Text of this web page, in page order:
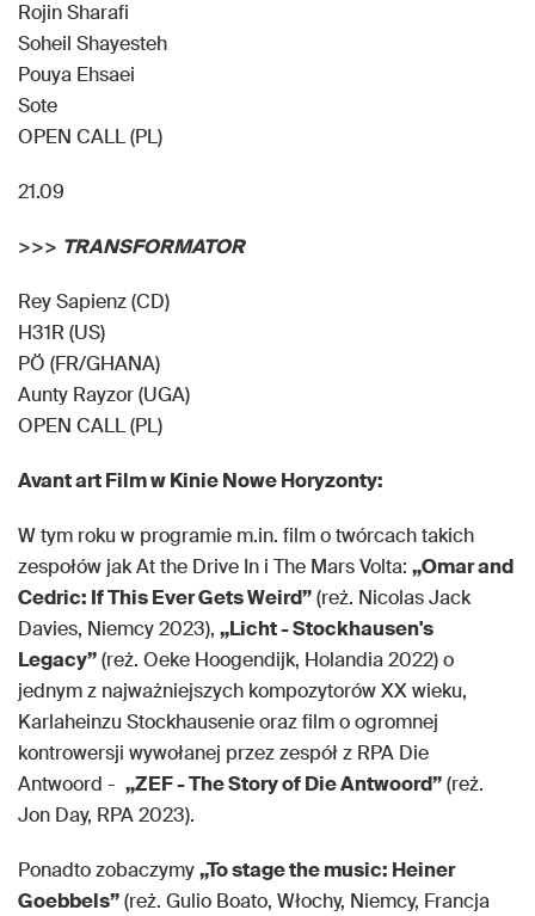
Rojin Sharafi
Soheil Shayesteh
Pouya Ehsaei
Sote
OPEN CALL (PL)
21.09
>>> TRANSFORMATOR
Rey Sapienz (CD)
H31R (US)
PÖ (FR/GHANA)
Aunty Rayzor (UGA)
OPEN CALL (PL)
Avant art Film w Kinie Nowe Horyzonty:
W tym roku w programie m.in. film o twórcach takich
zespołów jak At the Drive In i The Mars Volta: „Omar and
Cedric: If This Ever Gets Weird”(reż. Nicolas Jack
Davies, Niemcy 2023), „Licht - Stockhausen's
Legacy”(reż. Oeke Hoogendijk, Holandia 2022) o
jednym z najważniejszych kompozytorów XX wieku,
Karlaheinzu Stockhausenie oraz film o ogromnej
kontrowersji wywołanej przez zespół z RPA Die
Antwoord - „ZEF - The Story of Die Antwoord”(reż.
Jon Day, RPA 2023).
Ponadto zobaczymy„To stage the music: Heiner
Goebbels”(reż. Gulio Boato, Włochy, Niemcy, Francja